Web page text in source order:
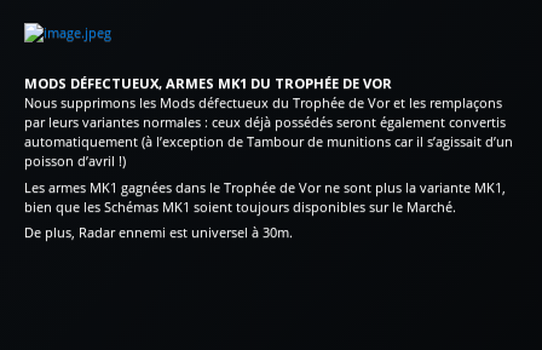
MODS DÉFECTUEUX, ARMES MK1 DU TROPHÉE DE VOR
Nous supprimons les Mods défectueux du Trophée de Vor et les remplaçons
par leurs variantes normales : ceux déjà possédés seront également convertis
automatiquement (à l’exception de Tambour de munitions car il s’agissait d’un
poisson d’avril !)
Les armes MK1 gagnées dans le Trophée de Vor ne sont plus la variante MK1,
bien que les Schémas MK1 soient toujours disponibles sur le Marché.
De plus, Radar ennemi est universel à 30m.